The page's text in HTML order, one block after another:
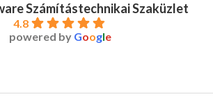
Számítástechnikai Szaküzlet
4.8
powered by Google